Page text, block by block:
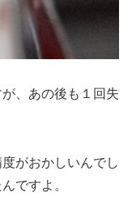
、あの後も１回失
がおかしいんでし
ですよ。